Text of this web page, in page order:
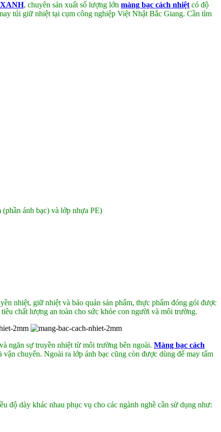
, chuyên sản xuất số lượng lớn màng bạc cách nhiệt có độ
túi giữ nhiệt tại cụm công nghiệp Việt Nhật Bắc Giang. Cần tìm
ánh bạc) và lớp nhựa PE)
nhiệt, giữ nhiệt và bảo quản sản phẩm, thực phẩm đóng gói được
chất lượng an toàn cho sức khỏe con người và môi trường.
ngăn sự truyền nhiệt từ môi trường bên ngoài. Màng bạc cách
chuyển. Ngoài ra lớp ánh bạc cũng còn được dùng để may tấm
dày khác nhau phục vụ cho các ngành nghề cần sử dụng như: